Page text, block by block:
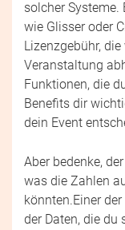
solcher Systeme.
wie Glisser oder
Lizenzgebühr,
Veranstaltung
Funktionen, die
Benefits dir
dein Event
Aber bedenke,
was die Zahlen
könnten.Einer
der Daten, die du